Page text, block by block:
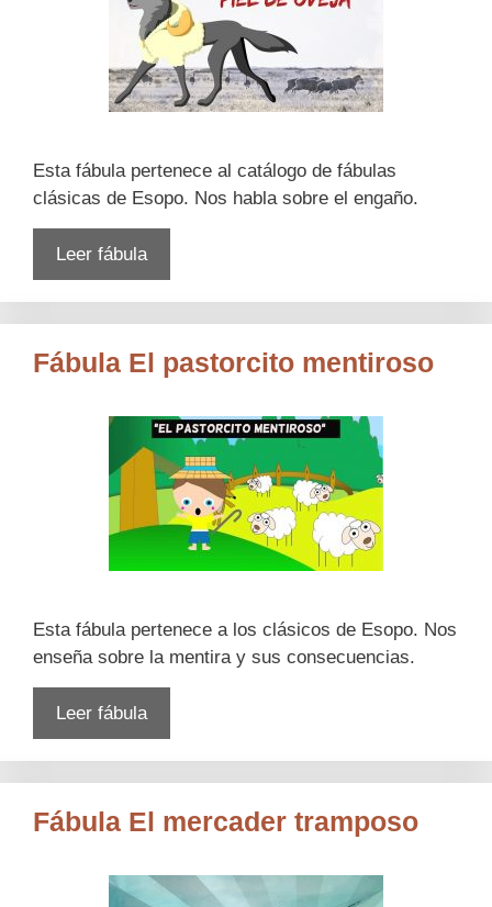
Esta fábula pertenece al catálogo de fábulas
clásicas de Esopo. Nos habla sobre el engaño.
Leer fábula
Fábula El pastorcito mentiroso
Esta fábula pertenece a los clásicos de Esopo. Nos
enseña sobre la mentira y sus consecuencias.
Leer fábula
Fábula El mercader tramposo